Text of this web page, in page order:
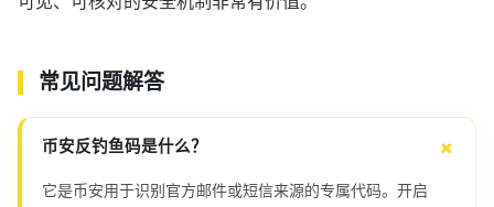
常见问题解答
币安反钓鱼码是什么？
它是币安用于识别官方邮件或短信来源的专属代码。开启